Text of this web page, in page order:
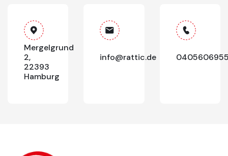
Mergelgrund
2,
22393
Hamburg
info@rattic.de